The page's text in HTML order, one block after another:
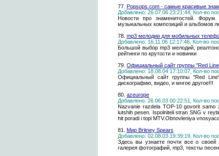
77. Popsops.com - самые красивые
Добавлено: 26.07.06 23:21:44, Кол-во
Новости про знаменитостей.
музыкальных композиций и альбомов
78. mp3 мелодии для мобильных
Добавлено: 16.11.06 12:17:46, Кол-во
Большой выбор mp3 мелодий,
рейтинги по крутости и новинки
79. Официальный сайт группы "Red
Добавлено: 18.08.04 17:10:07, Кол-во
Официальный сайт группы "Red
дискографию, видео, и мнгое другое!!!
80. azeurope
Добавлено: 26.06.03 00:22:51, Кол-во
Nazvanie razdela TOP-10 govorit
lutshih pesen. Ispolniteli stran SNG v
hit poradi i topi MTV.Obnovleniya
81. Мир Britney Spears
Добавлено: 02.08.03 19:39:19, Кол-во
Здесь вы узнаете почти все о своей
галерея фотографий, mp3, тексты